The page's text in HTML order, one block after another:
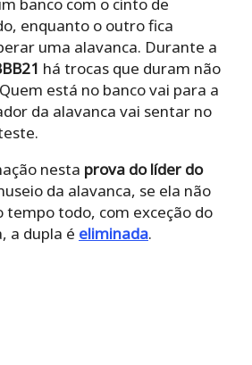
enquanto o outro fica
uma alavanca. Durante a
há trocas que duram não
está no banco vai para a
da alavanca vai sentar no
nesta prova do líder do
da alavanca, se ela não
tempo todo, com exceção do
a dupla é eliminada.